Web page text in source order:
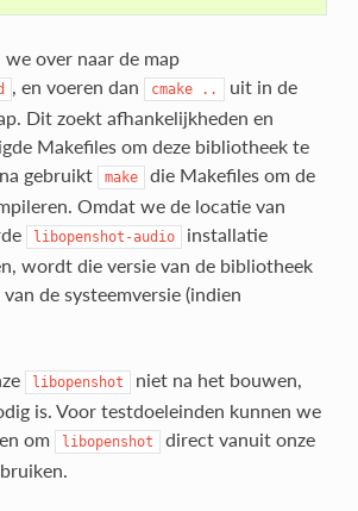
over naar de map
, en voeren dan cmake ..
uit in de
Dit zoekt afhankelijkheden en
Makefiles om deze bibliotheek te
gebruikt
make
die Makefiles om de
Omdat we de locatie van
libopenshot-audio
installatie
wordt die versie van de bibliotheek
de systeemversie (indien
libopenshot
niet na het bouwen,
is. Voor testdoeleinden kunnen we
om
libopenshot direct vanuit onze